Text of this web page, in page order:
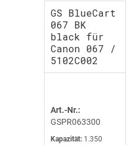
GS BlueCart
067 BK
black für
Canon 067 /
5102C002
Art.-Nr.:
GSPR063300
Kapazität: 1.350